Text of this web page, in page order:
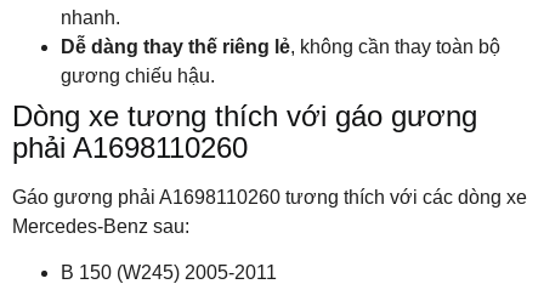
nhanh.
Dễ dàng thay thế riêng lẻ, không cần thay toàn bộ
gương chiếu hậu.
Dòng xe tương thích với gáo gương
phải A1698110260
Gáo gương phải A1698110260 tương thích với các dòng xe
Mercedes-Benz sau:
B 150 (W245) 2005-2011